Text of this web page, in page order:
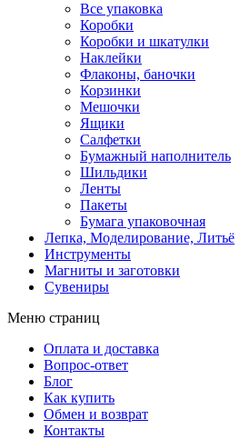
Все упаковка
Коробки
Коробки и шкатулки
Наклейки
Флаконы, баночки
Корзинки
Мешочки
Ящики
Салфетки
Бумажный наполнитель
Шильдики
Ленты
Пакеты
Бумага упаковочная
Лепка, Моделирование, Литьё
Инструменты
Магниты и заготовки
Сувениры
Меню страниц
Оплата и доставка
Вопрос-ответ
Блог
Как купить
Обмен и возврат
Контакты